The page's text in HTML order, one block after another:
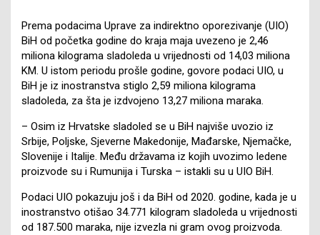
Prema podacima Uprave za indirektno oporezivanje (UIO)
BiH od početka godine do kraja maja uvezeno je 2,46
miliona kilograma sladoleda u vrijednosti od 14,03 miliona
KM. U istom periodu prošle godine, govore podaci UIO, u
BiH je iz inostranstva stiglo 2,59 miliona kilograma
sladoleda, za šta je izdvojeno 13,27 miliona maraka.
– Osim iz Hrvatske sladoled se u BiH najviše uvozio iz
Srbije, Poljske, Sjeverne Makedonije, Mađarske, Njemačke,
Slovenije i Italije. Među državama iz kojih uvozimo ledene
proizvode su i Rumunija i Turska – istakli su u UIO BiH.
Podaci UIO pokazuju još i da BiH od 2020. godine, kada je u
inostranstvo otišao 34.771 kilogram sladoleda u vrijednosti
od 187.500 maraka, nije izvezla ni gram ovog proizvoda.